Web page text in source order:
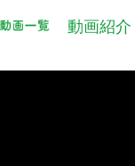
動画紹介